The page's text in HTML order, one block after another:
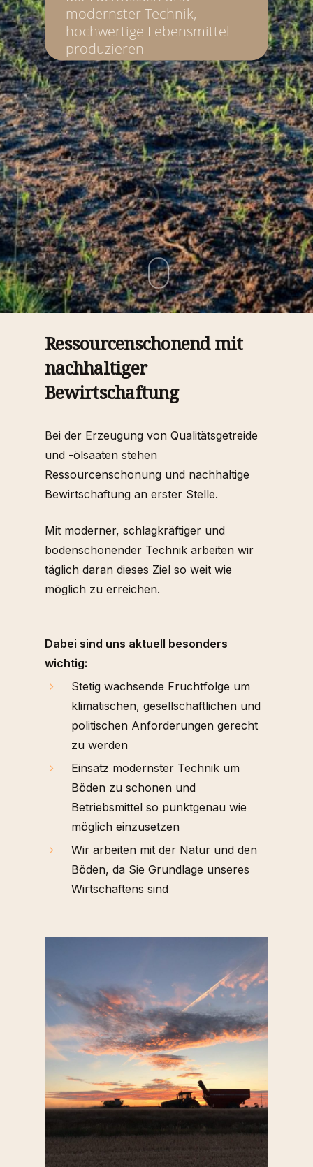
modernster Technik,
hochwertige Lebensmittel
produzieren
Ressourcenschonend mit
nachhaltiger
Bewirtschaftung
Bei der Erzeugung von Qualitätsgetreide
und -ölsaaten stehen
Ressourcenschonung und nachhaltige
Bewirtschaftung an erster Stelle.
Mit moderner, schlagkräftiger und
bodenschonender Technik arbeiten wir
täglich daran dieses Ziel so weit wie
möglich zu erreichen.
Dabei sind uns aktuell besonders
wichtig:
Stetig wachsende Fruchtfolge um
klimatischen, gesellschaftlichen und
politischen Anforderungen gerecht
zu werden
Einsatz modernster Technik um
Böden zu schonen und
Betriebsmittel so punktgenau wie
möglich einzusetzen
Wir arbeiten mit der Natur und den
Böden, da Sie Grundlage unseres
Wirtschaftens sind